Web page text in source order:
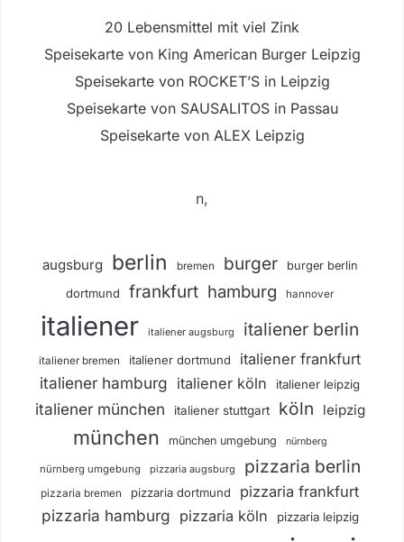
20 Lebensmittel mit viel Zink
Speisekarte von King American Burger Leipzig
Speisekarte von ROCKET’S in Leipzig
Speisekarte von SAUSALITOS in Passau
Speisekarte von ALEX Leipzig
n,
augsburg berlin bremen burger burger berlin
dortmund frankfurt hamburg hannover
italiener italiener augsburg italiener berlin
italiener bremen italiener dortmund italiener frankfurt
italiener hamburg italiener köln italiener leipzig
italiener münchen italiener stuttgart köln leipzig
münchen münchen umgebung nürnberg
nürnberg umgebung pizzaria augsburg pizzaria berlin
pizzaria bremen pizzaria dortmund pizzaria frankfurt
pizzaria hamburg pizzaria köln pizzaria leipzig